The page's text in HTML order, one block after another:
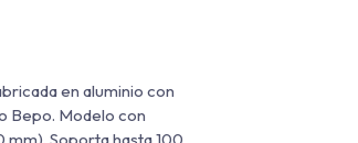
en aluminio con
Bepo. Modelo con